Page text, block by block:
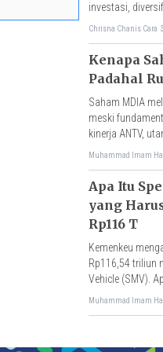
investasi,
Rhenald Kasali
Chrisna Chanis Cara
Kenapa
Padahal
Saham MDIA
meski
kinerja ANTV,
hingga status
Muhammad Imam
Apa Itu
yang
Rp116 T
Kemenkeu
Rp116,54 triliun
Vehicle (SMV).
skema ini tidak
Muhammad Imam